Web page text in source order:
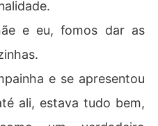
e eu, fomos dar as
e se apresentou
ali, estava tudo bem,